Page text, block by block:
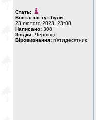
Стать:
Востаннє тут були:
23 лютого 2023, 23:08
Написано: 308
Звідки: Чернівці
Віровизнання: п'ятидесятник